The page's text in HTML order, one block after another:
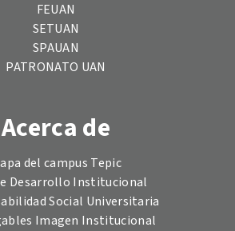
FEUAN
SETUAN
SPAUAN
PATRONATO UAN
Acerca de
del campus Tepic
Desarrollo Institucional
Social Universitaria
Imagen Institucional